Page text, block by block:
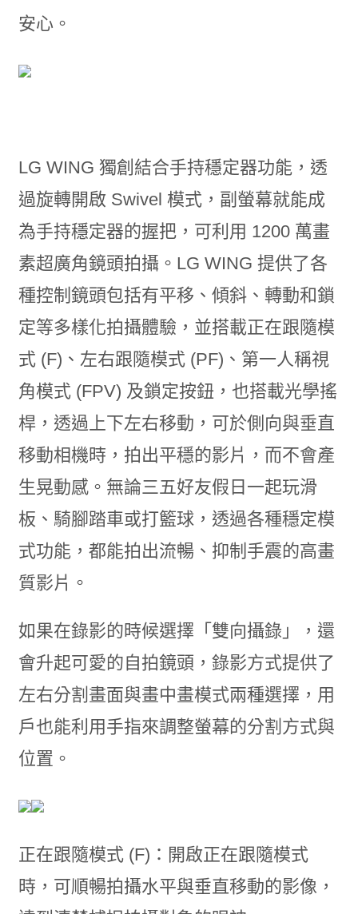
安心。
LG WING 獨創結合手持穩定器功能，透
過旋轉開啟 Swivel 模式，副螢幕就能成
為手持穩定器的握把，可利用 1200 萬畫
素超廣角鏡頭拍攝。LG WING 提供了各
種控制鏡頭包括有平移、傾斜、轉動和鎖
定等多樣化拍攝體驗，並搭載正在跟隨模
式 (F)、左右跟隨模式 (PF)、第一人稱視
角模式 (FPV) 及鎖定按鈕，也搭載光學搖
桿，透過上下左右移動，可於側向與垂直
移動相機時，拍出平穩的影片，而不會產
生晃動感。無論三五好友假日一起玩滑
板、騎腳踏車或打籃球，透過各種穩定模
式功能，都能拍出流暢、抑制手震的高畫
質影片。
如果在錄影的時候選擇「雙向攝錄」，還
會升起可愛的自拍鏡頭，錄影方式提供了
左右分割畫面與畫中畫模式兩種選擇，用
戶也能利用手指來調整螢幕的分割方式與
位置。
正在跟隨模式 (F)：開啟正在跟隨模式
時，可順暢拍攝水平與垂直移動的影像，